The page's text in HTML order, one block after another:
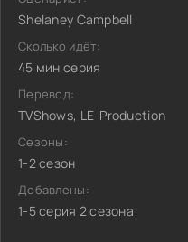
Shelaney Campbell
Сколько идёт:
45 мин серия
Перевод:
TVShows, LE-Production
Сезоны:
1-2 сезон
Добавлены:
1-5 серия 2 сезона